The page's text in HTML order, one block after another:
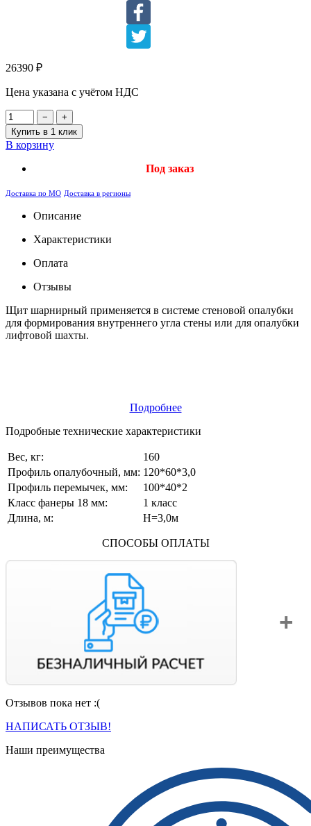
26390 ₽
Цена указана с учётом НДС
−
+
Купить в 1 клик
В корзину
Под заказ
Доставка по МО Доставка в регионы
Описание
Характеристики
Оплата
Отзывы
Щит шарнирный применяется в системе стеновой опалубки
для формирования внутреннего угла стены или для опалубки
лифтовой шахты.
Подробнее
Подробные технические характеристики
Вес, кг:
160
Профиль опалубочный, мм: 120*60*3,0
Профиль перемычек, мм:
100*40*2
Класс фанеры 18 мм:
1 класс
Длина, м:
Н=3,0м
СПОСОБЫ ОПЛАТЫ
Вы можете оплатить свой заказ по безналичному расчету
счет на оплату.
Отзывов пока нет :(
НАПИСАТЬ ОТЗЫВ!
Наши преимущества